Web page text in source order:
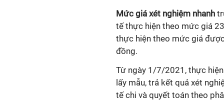
Mức giá xét nghiệm nhanh
tế thực hiện theo mức giá
thực hiện theo mức giá
đồng.
Từ ngày 1/7/2021, thực
lấy mẫu, trả kết quả xét
tế chi và quyết toán theo